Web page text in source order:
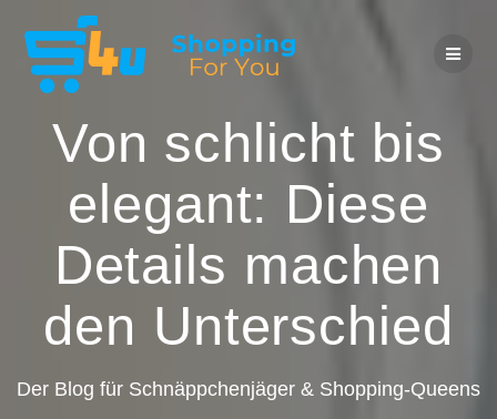
Inhalt
springen
Von schlicht bis
elegant: Diese
Details machen
den Unterschied
Der Blog für Schnäppchenjäger & Shopping-Queens